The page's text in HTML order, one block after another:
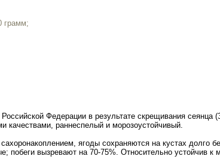
грамм;
Федерации в результате скрещивания
качествами, раннеспелый и морозоустойчивый.
ягоды сохраняются на кустах долго
побеги вызревают на 70-75%. Относительно устойчив